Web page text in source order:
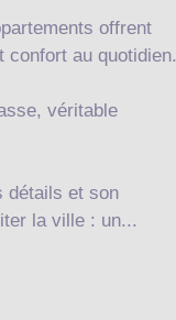
offrent
confort au quotidien.
véritable
détails et son
la ville : un...